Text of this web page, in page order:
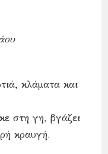
κλάματα και
στη γη, βγάζει
κραυγή.